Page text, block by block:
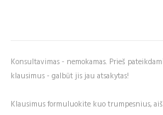
Konsultavimas - nemokamas. Prieš
klausimus - galbūt jis jau atsakytas!
Klausimus formuluokite kuo trumpesnius,